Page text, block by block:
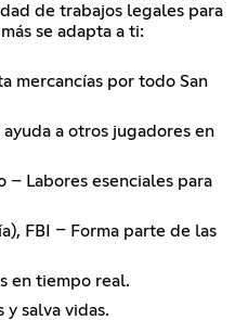
de trabajos legales para
se adapta a ti:
mercancías por todo San
a otros jugadores en
– Labores esenciales para
FBI – Forma parte de las
en tiempo real.
salva vidas.